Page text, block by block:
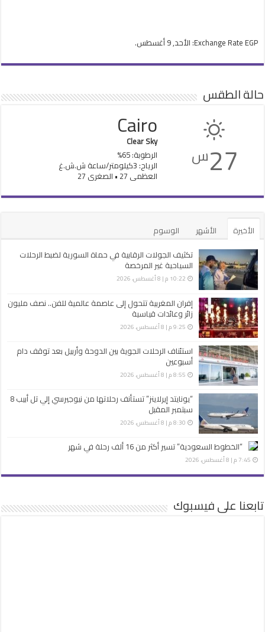
Exchange Rate EGP : الأحد, 9 أغسطس.
حالة الطقس
27س
Cairo
Clear Sky
الرطوبة: 65%
الرياح: 3كيلومتر/ساعة ش.ش.غ
العظمى 27 • الصغرى 27
الأخيرة الأشهر
الوسوم
تكثيف الجولات الرقابية في حماة السورية لضبط الرحلات
السياحية غير ‏المرخصة
10:22 م | 8 أغسطس، 2026
إفران المغربية تتحول إلى عاصمة عالمية للفن.. نصف مليون
زائر وعائدات قياسية
9:25 م | 8 أغسطس، 2026
استئناف الرحلات الجوية بين الدوحة وأربيل بعد توقف دام
أسبوعين
8:55 م | 8 أغسطس، 2026
“يونايتد إيرلاينز” تستأنف رحلاتها من نيوجيرسي إلي تل أبيب 8
سبتمبر المقبل
8:30 م | 8 أغسطس، 2026
“الخطوط السعودية” تسير أكثر من 16 ألف رحلة في شهر
7:45 م | 8 أغسطس، 2026
تابعنا على فيسبوك